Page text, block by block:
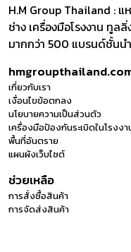
H.M Group Thailand :
ช่าง เครื่องมือโรงงาน ทู
มากกว่า 500 แบรนด์ชั้นน
เกี่ยวกับเรา
เงื่อนไขข้อตกลง
นโยบายความเป็นส่วนตัว
เครื่องมือป้องกันระเบิดในโรง
พื้นที่อันตราย
แผนผังเว็บไซต์
ช่วยเหลือ
การสั่งซื้อสินค้า
การจัดส่งสินค้า